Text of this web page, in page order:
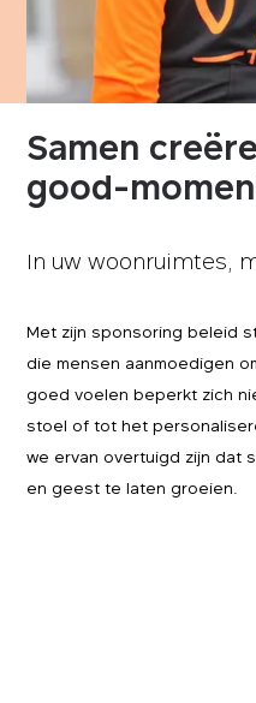
Samen
good-
In uw woonruimtes,
Met zijn sponsoring beleid
die mensen aanmoedigen
goed voelen beperkt zich
stoel of tot het
we ervan overtuigd zijn dat
en geest te laten groeien.